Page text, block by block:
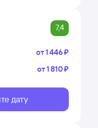
7,4
от1 ⁠446 ⁠₽
от1 ⁠810 ⁠₽
дату